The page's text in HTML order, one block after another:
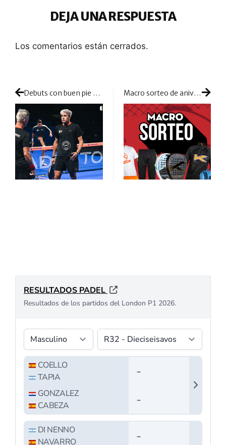
DEJA UNA RESPUESTA
Los comentarios están cerrados.
Debuts con buen pie en la segunda mitad de los 1/16 de Reus Macro sorteo de aniversario en Kombat: ¡muchos regalos para equipar tu juego!